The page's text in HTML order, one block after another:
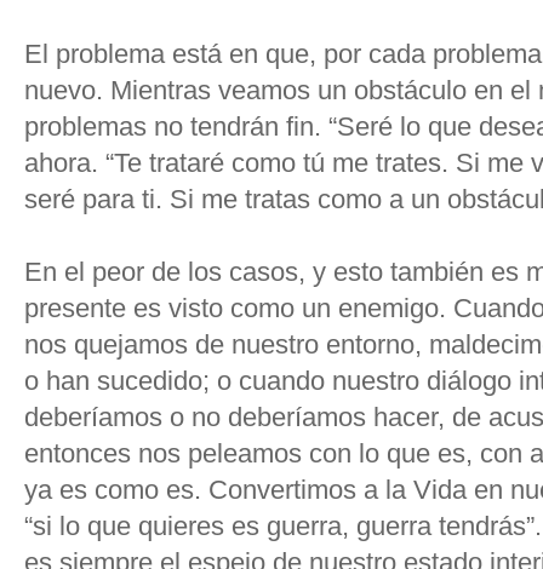
El problema está en que, por cada
nuevo. Mientras veamos un obstáculo en el
problemas no tendrán fin. “Seré lo que
ahora. “Te trataré como tú me trates. Si me
seré para ti. Si me tratas como a un
En el peor de los casos, y esto también es
presente es visto como un enemigo.
nos quejamos de nuestro entorno,
o han sucedido; o cuando nuestro diálogo
deberíamos o no deberíamos hacer, de
entonces nos peleamos con lo que es, con
ya es como es. Convertimos a la Vida en
“si lo que quieres es guerra, guerra
es siempre el espejo de nuestro estado